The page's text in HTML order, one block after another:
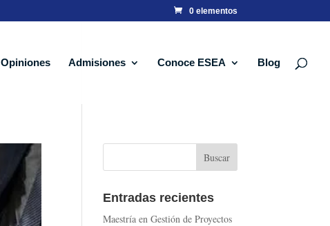
0 elementos
Opiniones Admisiones Conoce ESEA Blog
Entradas recientes
Maestría en Gestión de Proyectos